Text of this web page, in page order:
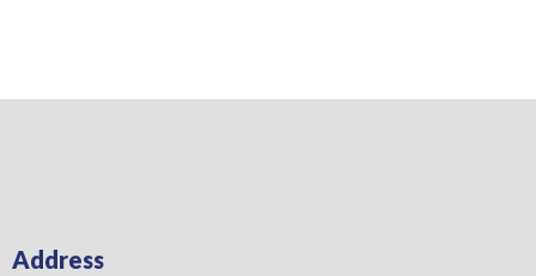
Address